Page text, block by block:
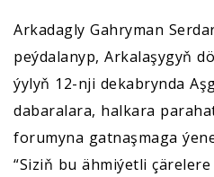
Arkadagly Gahryman
peýdalanyp, Arkalaşygyň
ýylyň 12-nji dekabrynda
dabaralara, halkara
forumyna gatnaşmaga
“Siziň bu ähmiýetli